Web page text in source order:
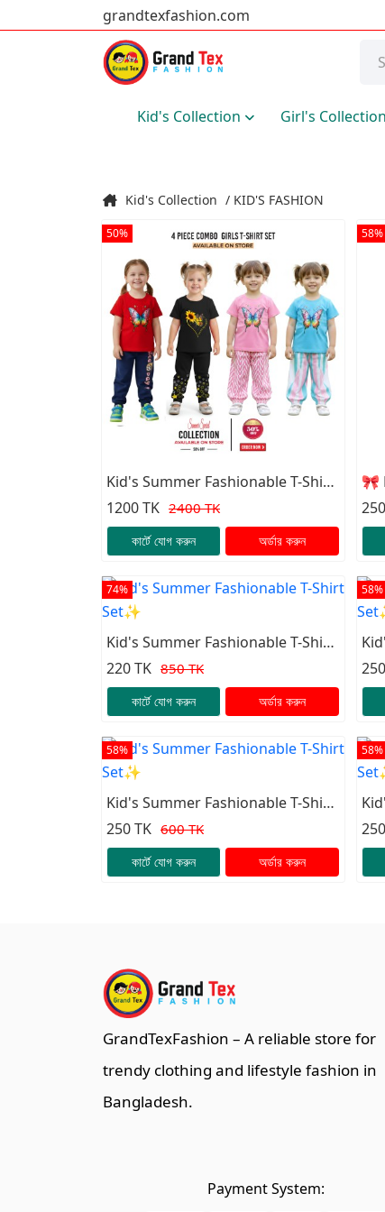
grandtexfashion.com
Kid's Collection Girl's Collection
Kid's Collection / KID'S FASHION
50%
Kid's Summer Fashionable T-Shirt
Combo Set✨
1200 TK 2400 TK
কার্টে যোগ করুন অর্ডার করুন
58%
🎀
74%
Kid's Summer Fashionable T-Shirt
Set✨
220 TK 850 TK
কার্টে যোগ করুন অর্ডার করুন
58%
58%
Kid's Summer Fashionable T-Shirt
Set✨
250 TK 600 TK
কার্টে যোগ করুন অর্ডার করুন
58%
GrandTexFashion – A reliable store for
trendy clothing and lifestyle fashion in
Bangladesh.
Payment System: